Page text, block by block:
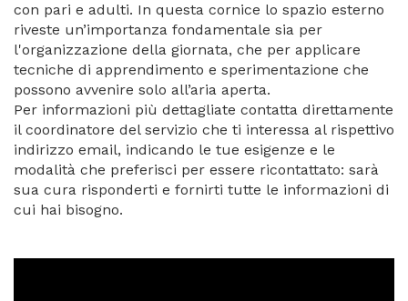
con pari e adulti. In questa cornice lo spazio esterno
riveste un’importanza fondamentale sia per
l'organizzazione della giornata, che per applicare
tecniche di apprendimento e sperimentazione che
possono avvenire solo all’aria aperta.
Per informazioni più dettagliate contatta direttamente
il coordinatore del servizio che ti interessa al rispettivo
indirizzo email, indicando le tue esigenze e le
modalità che preferisci per essere ricontattato: sarà
sua cura risponderti e fornirti tutte le informazioni di
cui hai bisogno.